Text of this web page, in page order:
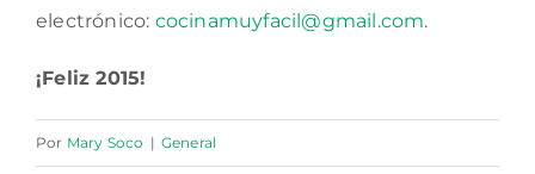
electrónico: cocinamuyfacil@gmail.com.
¡Feliz 2015!
Por Mary Soco | General